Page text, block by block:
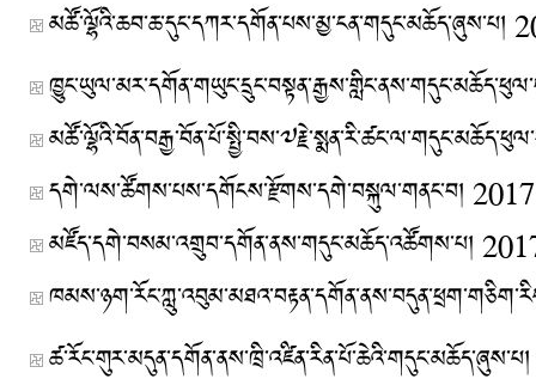
མཚོ་ལྷོའི་ཆབ་ཆ་དུང་དཀར་དགོན་པས་མྱ་ངན་གདུང་མཆོད་ཞུས་པ།
དགེ་ལས་ཚོགས་པས་དགོངས་རྫོགས་དགེ་བསྐུལ་གནང་བ།
མཛོད་དགེ་བསམ་འགྲུབ་དགོན་ནས་གདུང་མཆོད་འཚོགས་པ།
ཚ་རོང་གུར་མདུན་དགོན་ནས་ཁྲི་འཛིན་རིན་པོ་ཆེའི་གདུང་མཆོད་ཞུས་པ།